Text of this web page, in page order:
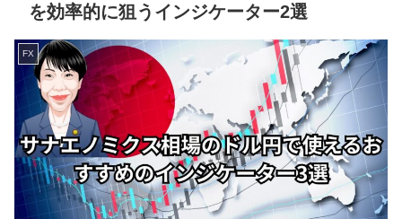
を効率的に狙うインジケーター2選
FX